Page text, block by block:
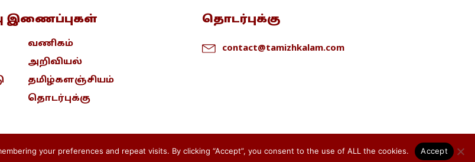
இணைப்புகள்
வணிகம்
அறிவியல்
தமிழ்களஞ்சியம்
தொடர்புக்கு
தொடர்புக்கு
contact@tamizhkalam.com
Privacy Policy Cookie Policy Terms & conditions
your preferences and repeat visits. By clicking “Accept”, you consent to the use of ALL the cookies. Accept